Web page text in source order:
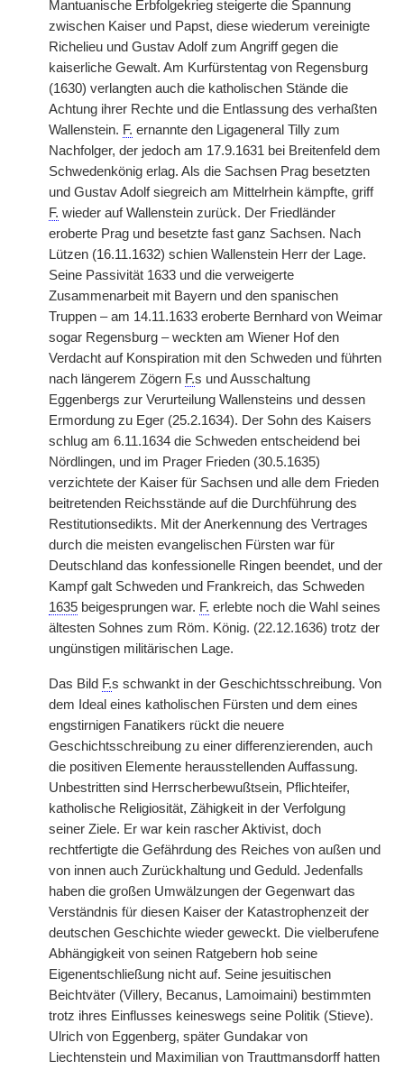
Mantuanische Erbfolgekrieg steigerte die Spannung
zwischen Kaiser und Papst, diese wiederum vereinigte
Richelieu und Gustav Adolf zum Angriff gegen die
kaiserliche Gewalt. Am Kurfürstentag von Regensburg
(1630) verlangten auch die katholischen Stände die
Achtung ihrer Rechte und die Entlassung des verhaßten
Wallenstein. F. ernannte den Ligageneral Tilly zum
Nachfolger, der jedoch am 17.9.1631 bei Breitenfeld dem
Schwedenkönig erlag. Als die Sachsen Prag besetzten
und Gustav Adolf siegreich am Mittelrhein kämpfte, griff
F. wieder auf Wallenstein zurück. Der Friedländer
eroberte Prag und besetzte fast ganz Sachsen. Nach
Lützen (16.11.1632) schien Wallenstein Herr der Lage.
Seine Passivität 1633 und die verweigerte
Zusammenarbeit mit Bayern und den spanischen
Truppen – am 14.11.1633 eroberte Bernhard von Weimar
sogar Regensburg – weckten am Wiener Hof den
Verdacht auf Konspiration mit den Schweden und führten
nach längerem Zögern F.s und Ausschaltung
Eggenbergs zur Verurteilung Wallensteins und dessen
Ermordung zu Eger (25.2.1634). Der Sohn des Kaisers
schlug am 6.11.1634 die Schweden entscheidend bei
Nördlingen, und im Prager Frieden (30.5.1635)
verzichtete der Kaiser für Sachsen und alle dem Frieden
beitretenden Reichsstände auf die Durchführung des
Restitutionsedikts. Mit der Anerkennung des Vertrages
durch die meisten evangelischen Fürsten war für
Deutschland das konfessionelle Ringen beendet, und der
Kampf galt Schweden und Frankreich, das Schweden
1635 beigesprungen war. F. erlebte noch die Wahl seines
ältesten Sohnes zum Röm. König. (22.12.1636) trotz der
ungünstigen militärischen Lage.
Das Bild F.s schwankt in der Geschichtsschreibung. Von
dem Ideal eines katholischen Fürsten und dem eines
engstirnigen Fanatikers rückt die neuere
Geschichtsschreibung zu einer differenzierenden, auch
die positiven Elemente herausstellenden Auffassung.
Unbestritten sind Herrscherbewußtsein, Pflichteifer,
katholische Religiosität, Zähigkeit in der Verfolgung
seiner Ziele. Er war kein rascher Aktivist, doch
rechtfertigte die Gefährdung des Reiches von außen und
von innen auch Zurückhaltung und Geduld. Jedenfalls
haben die großen Umwälzungen der Gegenwart das
Verständnis für diesen Kaiser der Katastrophenzeit der
deutschen Geschichte wieder geweckt. Die vielberufene
Abhängigkeit von seinen Ratgebern hob seine
Eigenentschließung nicht auf. Seine jesuitischen
Beichtväter (Villery, Becanus, Lamoimaini) bestimmten
trotz ihres Einflusses keineswegs seine Politik (Stieve).
Ulrich von Eggenberg, später Gundakar von
Liechtenstein und Maximilian von Trauttmansdorff hatten